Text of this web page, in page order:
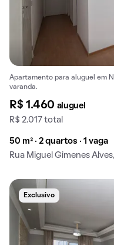
Apartamento para aluguel em
varanda.
R$ 1.460 aluguel
R$ 2.017 total
50 m² · 2 quartos · 1 vaga
Rua Miguel Gimenes
Exclusivo